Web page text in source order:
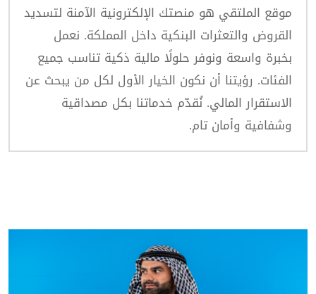
موقع الملتقي هو منصتك الإلكترونية الآمنة لتسديد
القروض والتعثرات البنكية داخل المملكة. نعمل
بخبرة واسعة ونوفر حلولًا مالية ذكية تناسب جميع
الفئات. رؤيتنا أن نكون الخيار الأول لكل من يبحث عن
الاستقرار المالي. نُقدّم خدماتنا بكل مصداقية
وشفافية وأمان تام.